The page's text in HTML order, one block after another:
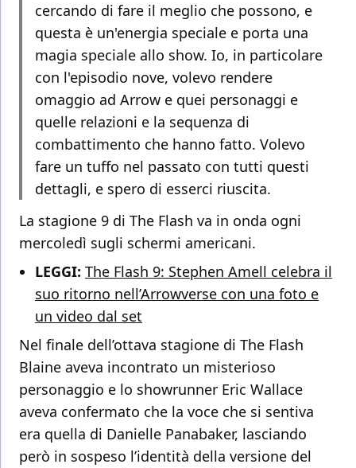
cercando di fare il meglio che possono, e
questa è un'energia speciale e porta una
magia speciale allo show. Io, in particolare
con l'episodio nove, volevo rendere
omaggio ad Arrow e quei personaggi e
quelle relazioni e la sequenza di
combattimento che hanno fatto. Volevo
fare un tuffo nel passato con tutti questi
dettagli, e spero di esserci riuscita.
La stagione 9 di The Flash va in onda ogni
mercoledì sugli schermi americani.
LEGGI: The Flash 9: Stephen Amell celebra il
suo ritorno nell’Arrowverse con una foto e
un video dal set
Nel finale dell’ottava stagione di The Flash
Blaine aveva incontrato un misterioso
personaggio e lo showrunner Eric Wallace
aveva confermato che la voce che si sentiva
era quella di Danielle Panabaker, lasciando
però in sospeso l’identità della versione del